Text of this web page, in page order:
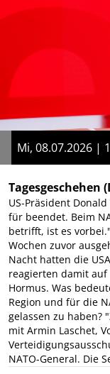
Mi, 08.07.2026 |
Tagesgeschehen
US-Präsident
für beendet. Beim
betrifft, ist es
Wochen zuvor
Nacht hatten die
reagierten damit auf
Hormus. Was
Region und für die
gelassen zu haben?
mit Armin Laschet,
NATO-General. Die